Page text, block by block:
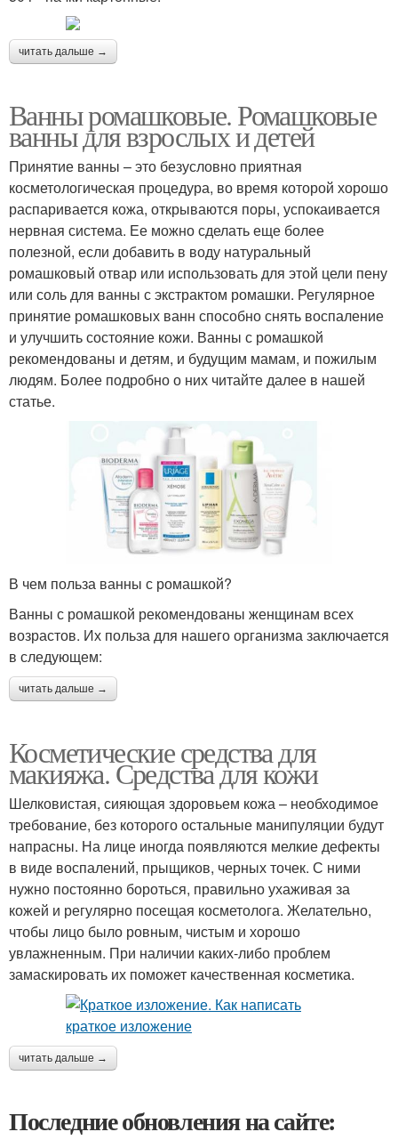
читать дальше →
Ванны ромашковые. Ромашковые
ванны для взрослых и детей
Принятие ванны – это безусловно приятная
косметологическая процедура, во время которой хорошо
распаривается кожа, открываются поры, успокаивается
нервная система. Ее можно сделать еще более
полезной, если добавить в воду натуральный
ромашковый отвар или использовать для этой цели пену
или соль для ванны с экстрактом ромашки. Регулярное
принятие ромашковых ванн способно снять воспаление
и улучшить состояние кожи. Ванны с ромашкой
рекомендованы и детям, и будущим мамам, и пожилым
людям. Более подробно о них читайте далее в нашей
статье.
В чем польза ванны с ромашкой?
Ванны с ромашкой рекомендованы женщинам всех
возрастов. Их польза для нашего организма заключается
в следующем:
читать дальше →
Косметические средства для
макияжа. Средства для кожи
Шелковистая, сияющая здоровьем кожа – необходимое
требование, без которого остальные манипуляции будут
напрасны. На лице иногда появляются мелкие дефекты
в виде воспалений, прыщиков, черных точек. С ними
нужно постоянно бороться, правильно ухаживая за
кожей и регулярно посещая косметолога. Желательно,
чтобы лицо было ровным, чистым и хорошо
увлажненным. При наличии каких-либо проблем
замаскировать их поможет качественная косметика.
читать дальше →
Последние обновления на сайте: